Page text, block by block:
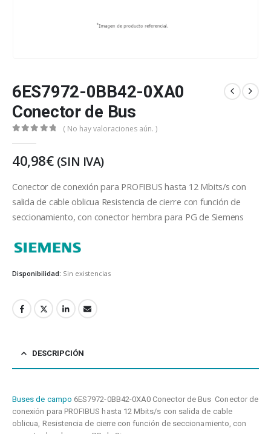
6ES7972-0BB42-0XA0
Conector de Bus
( No hay valoraciones aún. )
40,98€ (SIN IVA)
Conector de conexión para PROFIBUS hasta 12 Mbits/s con
salida de cable oblicua Resistencia de cierre con función de
seccionamiento, con conector hembra para PG de Siemens
Disponibilidad: Sin existencias
DESCRIPCIÓN
Buses de campo 6ES7972-0BB42-0XA0 Conector de Bus Conector de
conexión para PROFIBUS hasta 12 Mbits/s con salida de cable
oblicua, Resistencia de cierre con función de seccionamiento, con